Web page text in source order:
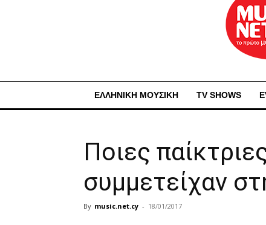
ΕΛΛΗΝΙΚΗ ΜΟΥΣΙΚΗ TV SHOWS
Ποιες
συμμετείχαν
By music.net.cy - 18/01/2017